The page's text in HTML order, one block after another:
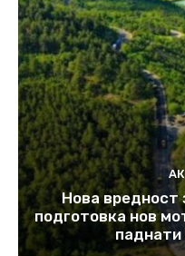
Нова вредност
подготовка нов
паднати